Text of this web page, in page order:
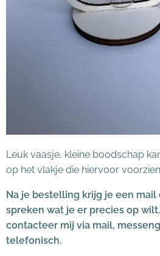
Leuk vaasje, kleine boodschap
op het vlakje die hiervoor
Na je bestelling krijg je een mail
spreken wat je er precies op
contacteer mij via mail,
telefonisch.